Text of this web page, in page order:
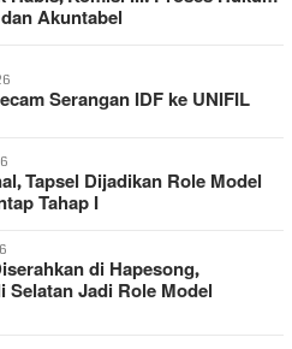
Akuntabel
Serangan IDF ke UNIFIL
Tapsel Dijadikan Role Model
Tahap I
di Hapesong,
Selatan Jadi Role Model